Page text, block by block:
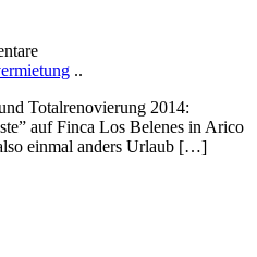
..
Totalrenovierung 2014:
auf Finca Los Belenes in Arico
einmal anders Urlaub […]